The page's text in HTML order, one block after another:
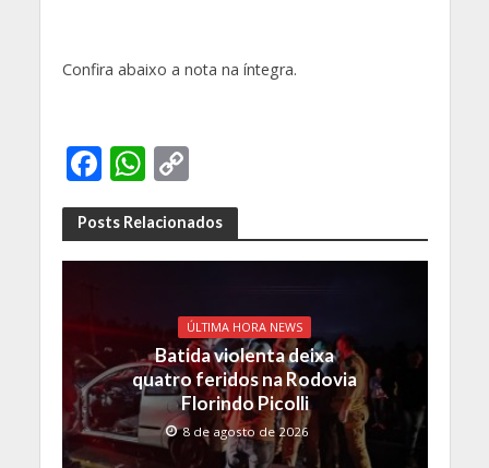
Confira abaixo a nota na íntegra.
F
ac
e
b
o
k
W
h
at
s
p
p
C
o
p
y
n
k
Posts Relacionados
ÚLTIMA HORA NEWS
Batida violenta deixa
quatro feridos na Rodovia
Florindo Picolli
8 de agosto de 2026